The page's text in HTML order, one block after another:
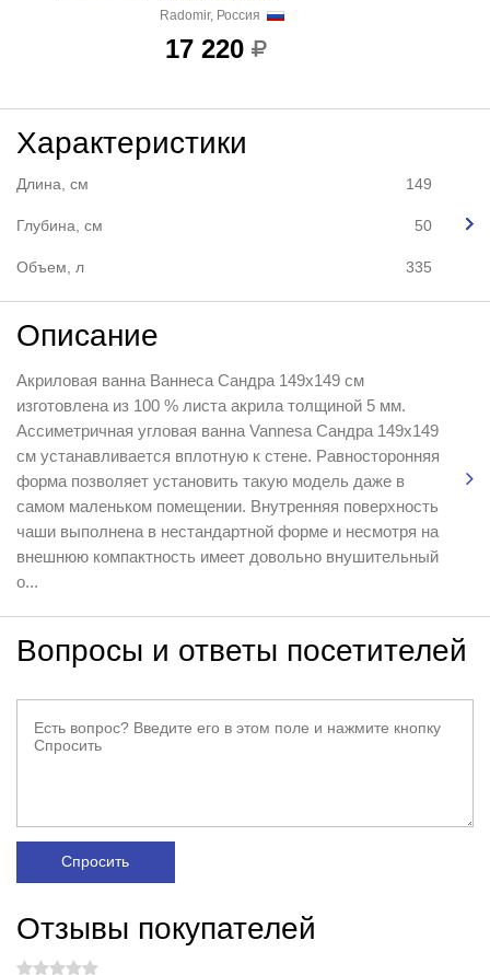
Radomir, Россия
17 220
Характеристики
Длина, см 149
Глубина, см 50
Объем, л 335
Описание
Акриловая ванна Ваннеса Сандра 149х149 см
изготовлена из 100 % листа акрила толщиной 5 мм.
Ассиметричная угловая ванна Vannesa Сандра 149х149
см устанавливается вплотную к стене. Равносторонняя
форма позволяет установить такую модель даже в
самом маленьком помещении. Внутренняя поверхность
чаши выполнена в нестандартной форме и несмотря на
внешнюю компактность имеет довольно внушительный
о...
Вопросы и ответы посетителей
Спросить
Отзывы покупателей